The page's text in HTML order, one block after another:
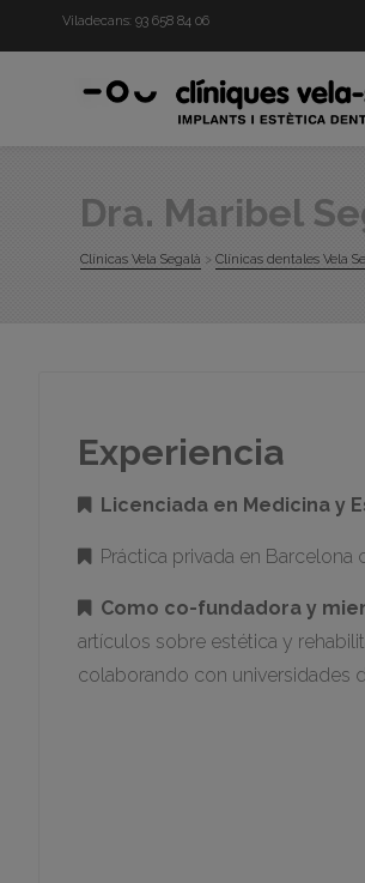
Viladecans: 93 658 84 06
Dra. Maribel
Clínicas Vela Segalà > Clínicas dentales Vela
Experiencia
Licenciada en Medicina y
Práctica privada en
Como co-fundadora y
artículos sobre estética y
colaborando con universidades